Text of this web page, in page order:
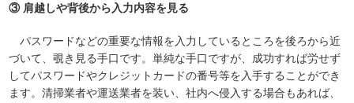
③ 肩越しや背後から入力内容を見る
パスワードなどの重要な情報を入力しているところを後ろから近
づいて、覗き見る手口です。単純な手口ですが、成功すれば労せず
してパスワードやクレジットカードの番号等を入手することができ
ます。清掃業者や運送業者を装い、社内へ侵入する場合もあれば、